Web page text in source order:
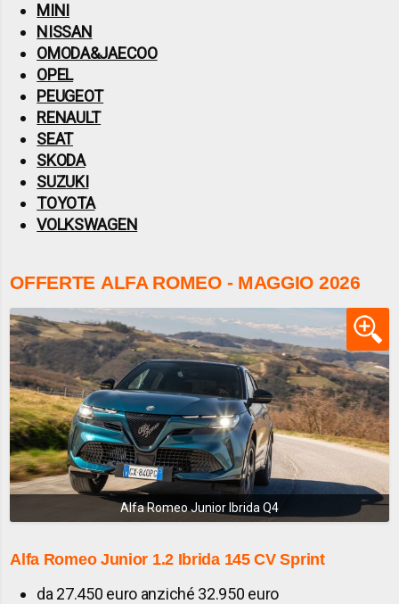
MINI
NISSAN
OMODA&JAECOO
OPEL
PEUGEOT
RENAULT
SEAT
SKODA
SUZUKI
TOYOTA
VOLKSWAGEN
OFFERTE ALFA ROMEO - MAGGIO 2026
Alfa Romeo Junior Ibrida Q4
Alfa Romeo Junior 1.2 Ibrida 145 CV Sprint
da 27.450 euro anziché 32.950 euro